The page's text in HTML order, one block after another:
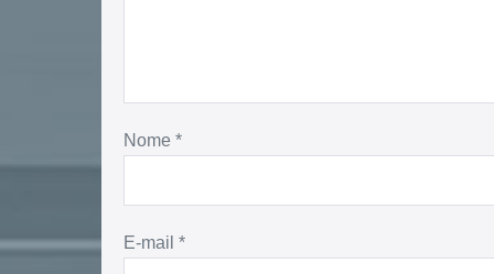
Nome *
E-mail *